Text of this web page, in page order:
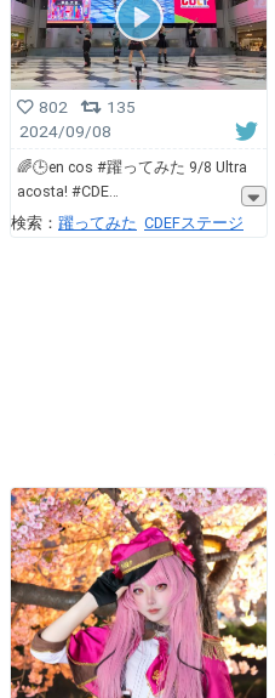
802
135
2024/09/08
🌈🕒en cos #躍ってみた 9/8 Ultra
acosta! #CDE
検索： 躍ってみた CDEFステージ